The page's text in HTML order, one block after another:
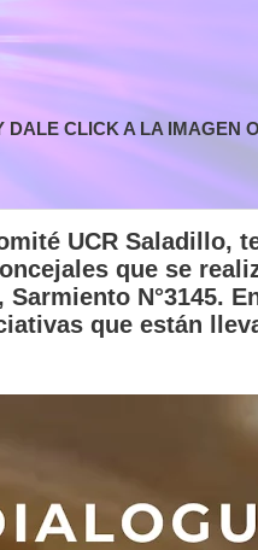
DALE CLICK A LA IMAGEN
UCR Saladillo,
que se
N°3145.
que están